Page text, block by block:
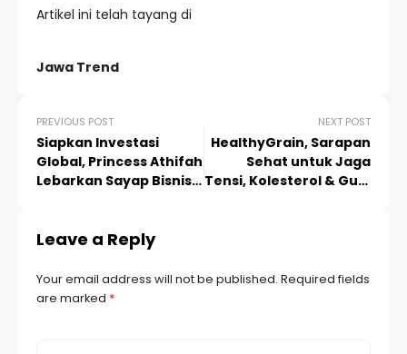
Artikel ini telah tayang di
Jawa Trend
PREVIOUS POST
Siapkan Investasi
Global, Princess Athifah
Lebarkan Sayap Bisnis
NEXT POST
HealthyGrain, Sarapan
Sehat untuk Jaga
Tensi, Kolesterol & Gula
Leave a Reply
Your email address will not be published. Required fields
are marked *